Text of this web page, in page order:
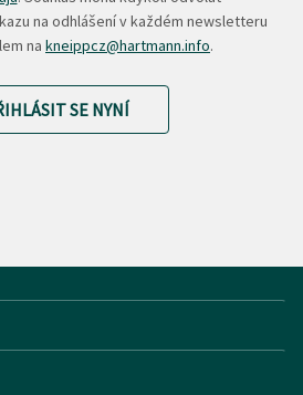
na odhlášení v každém newsletteru
na kneippcz@hartmann.info.
SE NYNÍ